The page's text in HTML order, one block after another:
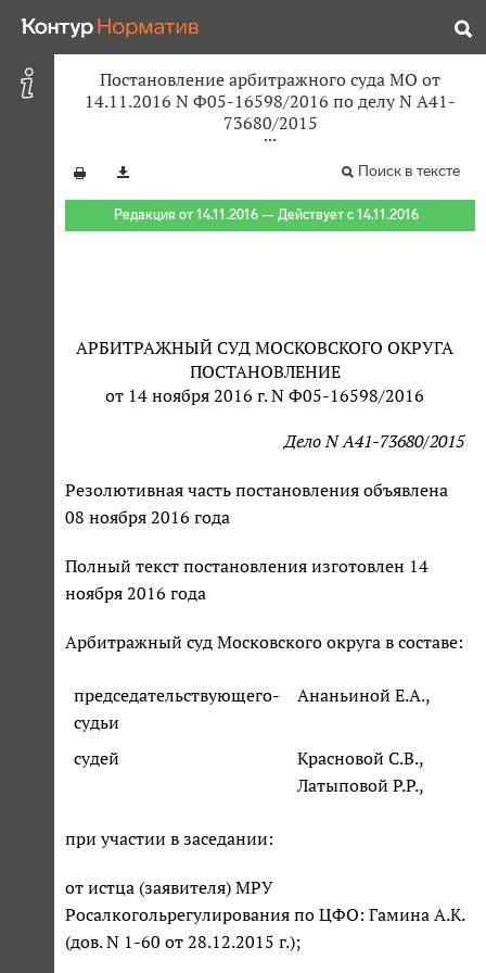
Постановление арбитражного суда МО от
14.11.2016 N Ф05-16598/2016 по делу N А41-
73680/2015
Поиск в тексте
Редакция от 14.11.2016 — Действует с 14.11.2016
АРБИТРАЖНЫЙ СУД МОСКОВСКОГО ОКРУГА
ПОСТАНОВЛЕНИЕ
от 14 ноября 2016 г. N Ф05-16598/2016
Дело N А41-73680/2015
Резолютивная часть постановления объявлена
08 ноября 2016 года
Полный текст постановления изготовлен 14
ноября 2016 года
Арбитражный суд Московского округа в составе:
председательствующего-
судьи
Ананьиной Е.А.,
судей
Красновой С.В.,
Латыповой Р.Р.,
при участии в заседании:
от истца (заявителя) МРУ
Росалкогольрегулирования по ЦФО: Гамина А.К.
(дов. N 1-60 от 28.12.2015 г.);